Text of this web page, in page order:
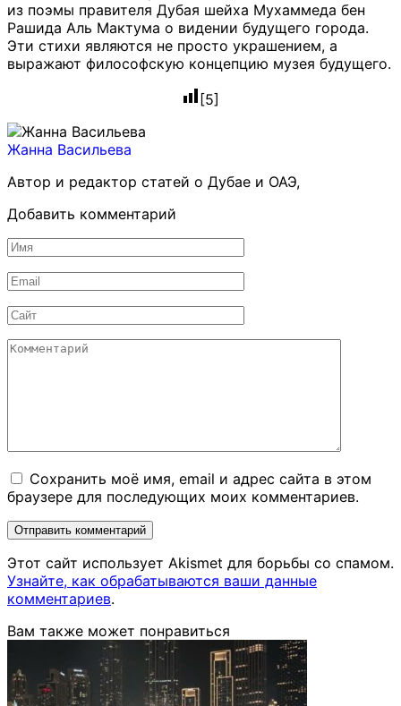
из поэмы правителя Дубая шейха Мухаммеда бен
Рашида Аль Мактума о видении будущего города.
Эти стихи являются не просто украшением, а
выражают философскую концепцию музея будущего.
[5]
Жанна Васильева
Автор и редактор статей о Дубае и ОАЭ,
Добавить комментарий
Имя
Email
Сайт
Комментарий
Сохранить моё имя, email и адрес сайта в этом
браузере для последующих моих комментариев.
Этот сайт использует Akismet для борьбы со спамом.
Узнайте, как обрабатываются ваши данные
комментариев.
Вам также может понравиться